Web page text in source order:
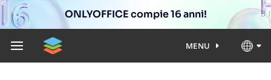
ONLYOFFICE compie 16 anni!
MENU